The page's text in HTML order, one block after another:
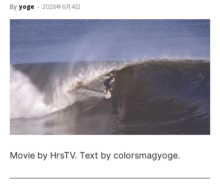
By yoge - 2026年6月4日
Movie by HrsTV. Text by colorsmagyoge.